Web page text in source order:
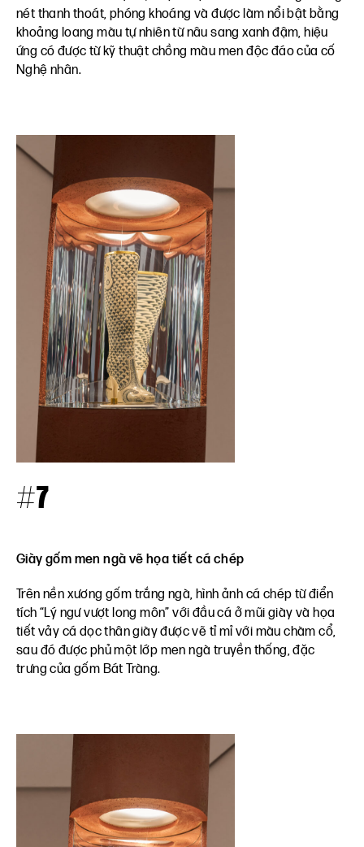
nét thanh thoát, phóng khoáng và được làm nổi bật bằng
khoảng loang màu tự nhiên từ nâu sang xanh đậm, hiệu
ứng có được từ kỹ thuật chồng màu men độc đáo của cố
Nghệ nhân.
#7
Giày gốm men ngà vẽ họa tiết cá chép
Trên nền xương gốm trắng ngà, hình ảnh cá chép từ điển
tích “Lý ngư vượt long môn” với đầu cá ở mũi giày và họa
tiết vảy cá dọc thân giày được vẽ tỉ mỉ với màu chàm cổ,
sau đó được phủ một lớp men ngà truyền thống, đặc
trưng của gốm Bát Tràng.